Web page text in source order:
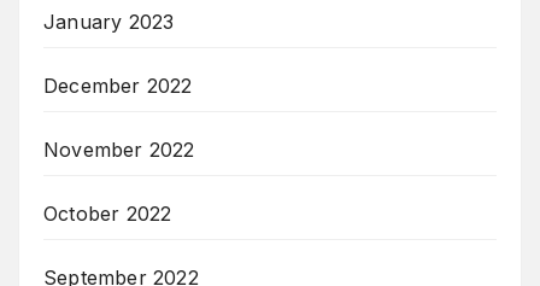
January 2023
December 2022
November 2022
October 2022
September 2022